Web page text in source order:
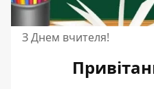
З Днем вчителя!